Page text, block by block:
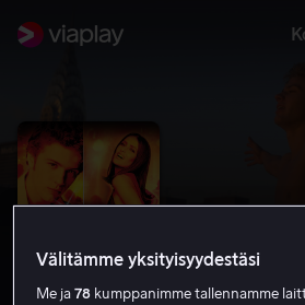
Välitämme yksityisyydestäsi
Me ja78 kumppanimme tallennamme